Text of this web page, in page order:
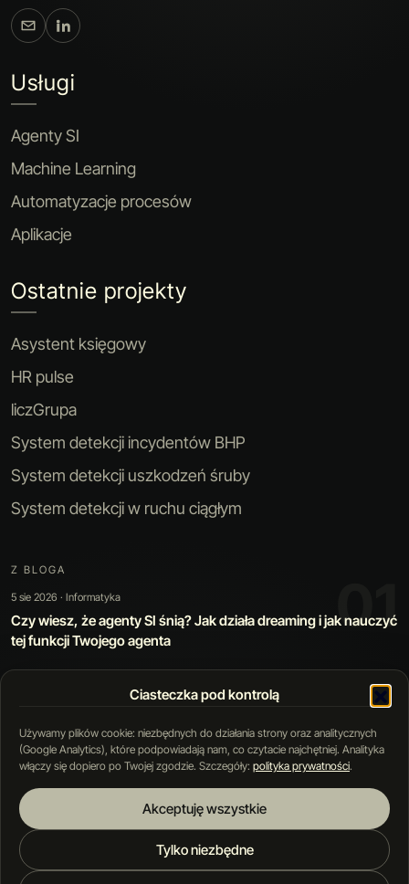
Ciasteczka pod kontrolą
Używamy plików cookie: niezbędnych do działania strony oraz analitycznych
(Google Analytics), które podpowiadają nam, co czytacie najchętniej. Analityka
włączy się dopiero po Twojej zgodzie. Szczegóły: polityka prywatności.
Akceptuję wszystkie
Tylko niezbędne
Usługi
Agenty SI
Machine Learning
Automatyzacje procesów
Aplikacje
Ostatnie projekty
Asystent księgowy
HR pulse
liczGrupa
System detekcji incydentów BHP
System detekcji uszkodzeń śruby
System detekcji w ruchu ciągłym
Z BLOGA 01
5 sie 2026 · Informatyka
Czy wiesz, że agenty SI śnią? Jak działa dreaming i jak nauczyć
tej funkcji Twojego agenta
Blog Polityka prywatności
Regulamin
© 2026 MOTZNY PROJEKT Sp. z o. o. Wszystkie
prawa zastrzeżone.